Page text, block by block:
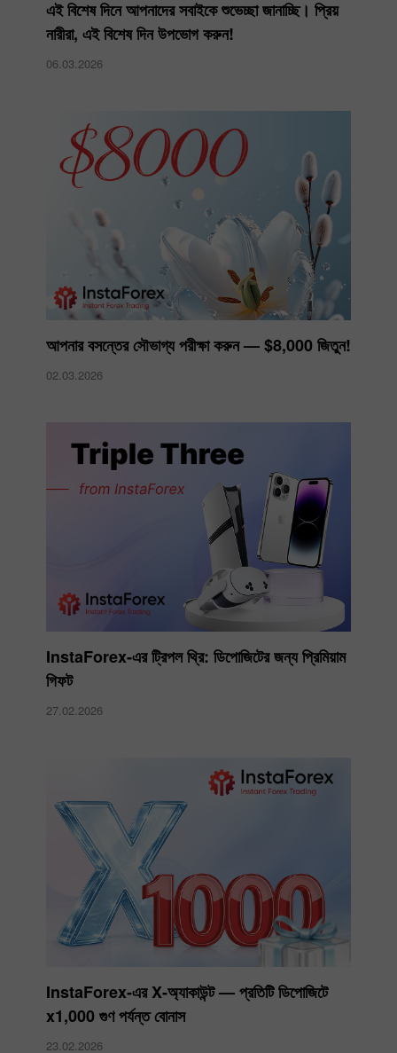
এই বিশেষ দিনে আপনাদের সবাইকে শুভেচ্ছা জানাচ্ছি। প্রিয়
নারীরা, এই বিশেষ দিন উপভোগ করুন!
06.03.2026
আপনার বসন্তের সৌভাগ্য পরীক্ষা করুন — $8,000 জিতুন!
02.03.2026
InstaForex-এর ট্রিপল থ্রি: ডিপোজিটের জন্য প্রিমিয়াম
গিফট
27.02.2026
InstaForex-এর X‑অ্যাকাউন্ট — প্রতিটি ডিপোজিটে
x1,000 গুণ পর্যন্ত বোনাস
23.02.2026